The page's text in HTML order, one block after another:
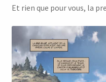
Et rien que pour vous, la